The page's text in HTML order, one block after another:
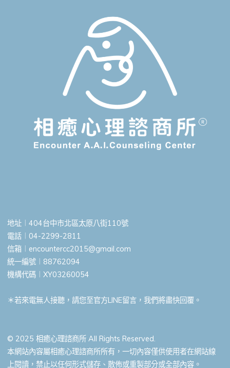
地址︱404台中市北區太原八街110號
電話︱04-2299-2811
信箱︱ encountercc2015@gmail.com
統一編號︱88762094
機構代碼︱XY03260054
＊若來電無人接聽，請您至官方LINE留言，我們將盡快回覆。
© 2025 相癒心理諮商所 All Rights Reserved.
本網站內容屬相癒心理諮商所所有，一切內容僅供使用者在網站線
上閱讀，禁止以任何形式儲存、散佈或重製部分或全部內容。